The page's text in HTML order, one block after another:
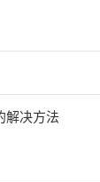
解决方法